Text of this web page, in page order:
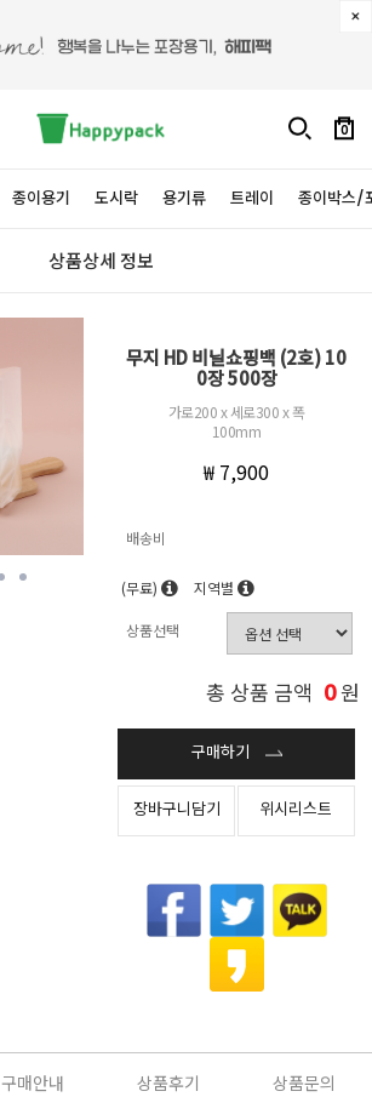
0
종이용기 도시락 용기류 트레이 종이박스/
상품상세 정보
무지 HD 비닐쇼핑백 (2호) 10
0장 500장
가로200 x 세로300 x 폭
100mm
₩ 7,900
배송비
(무료) 지역별
상품선택
총 상품 금액 0원
구매하기
장바구니담기 위시리스트
구매안내 상품후기 상품문의